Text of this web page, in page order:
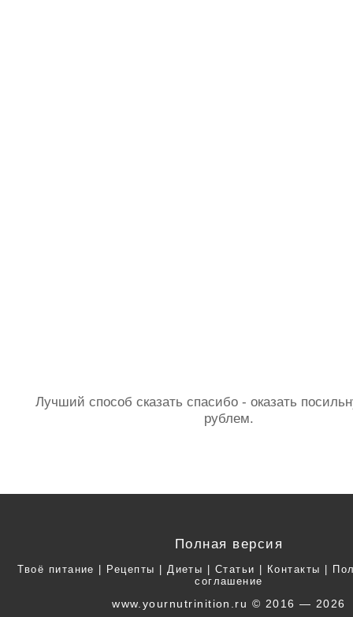
Лучший способ сказать спасибо - оказать
рублем.
Полная версия
Твоё питание | Рецепты | Диеты | Статьи | Контакты |
соглашение
www.yournutrinition.ru © 2016 — 2026